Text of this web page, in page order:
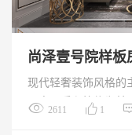
尚泽壹号院样板
现代轻奢装饰风格的
以高品质和简约为
2611 1